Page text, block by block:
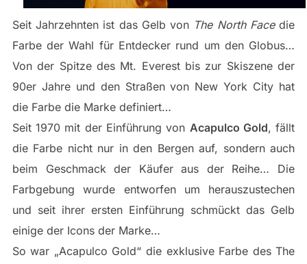
Seit Jahrzehnten ist das Gelb von The North Facedie
Farbe der Wahl für Entdecker rund um den Globus…
Von der Spitze des Mt. Everest bis zur Skiszene der
90er Jahre und den Straßen von New York City hat
die Farbe die Marke definiert…
Seit 1970 mit der Einführung von Acapulco Gold, fällt
die Farbe nicht nur in den Bergen auf, sondern auch
beim Geschmack der Käufer aus der Reihe… Die
Farbgebung wurde entworfen um herauszustechen
und seit ihrer ersten Einführung schmückt das Gelb
einige der Icons der Marke…
So war „Acapulco Gold“ die exklusive Farbe des The